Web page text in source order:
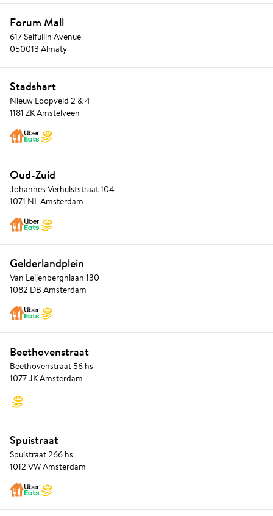
Forum Mall
617 Seifullin Avenue
050013 Almaty
Stadshart
Nieuw Loopveld 2 & 4
1181 ZK Amstelveen
Oud-Zuid
Johannes Verhulststraat 104
1071 NL Amsterdam
Gelderlandplein
Van Leijenberghlaan 130
1082 DB Amsterdam
Beethovenstraat
Beethovenstraat 56 hs
1077 JK Amsterdam
Spuistraat
Spuistraat 266 hs
1012 VW Amsterdam